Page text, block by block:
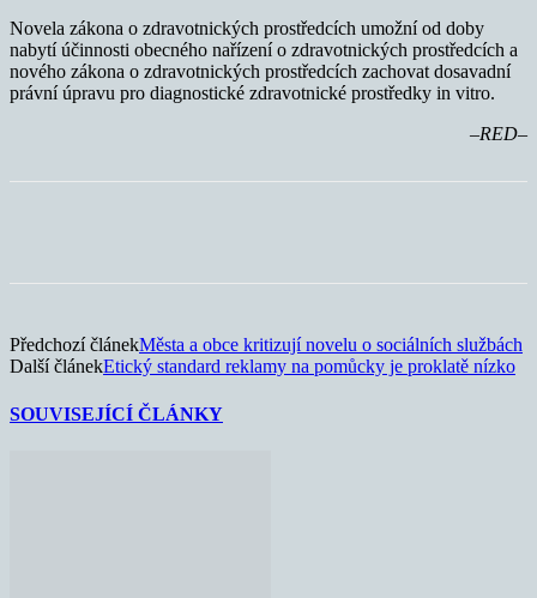
Novela zákona o zdravotnických prostředcích umožní od doby
nabytí účinnosti obecného nařízení o zdravotnických prostředcích a
nového zákona o zdravotnických prostředcích zachovat dosavadní
právní úpravu pro diagnostické zdravotnické prostředky in vitro.
–RED–
Předchozí článekMěsta a obce kritizují novelu o sociálních službách
Další článekEtický standard reklamy na pomůcky je proklatě nízko
SOUVISEJÍCÍ ČLÁNKY